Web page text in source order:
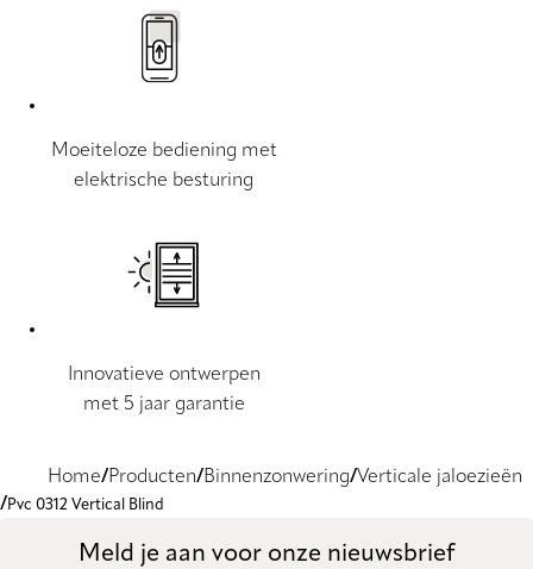
Moeiteloze bediening met
elektrische besturing
Innovatieve ontwerpen
met 5 jaar garantie
Home Producten Binnenzonwering Verticale jaloezieën
Pvc 0312 Vertical Blind
Meld je aan voor onze nieuwsbrief